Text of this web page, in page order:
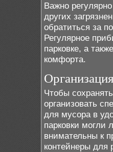
Важно
других
обратиться за
Регулярное
парковке, а
комфорта.
Чтобы
организовать
для мусора в
парковки могли
внимательны к
контейнеры для